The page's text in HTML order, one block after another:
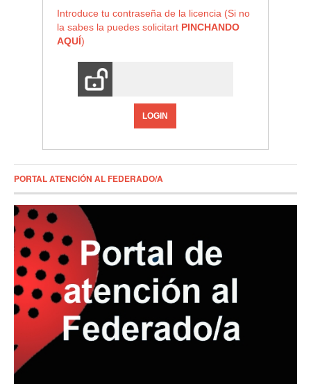
Introduce tu contraseña de la licencia (Si no
la sabes la puedes solicitart PINCHANDO
AQUÍ)
LOGIN
PORTAL ATENCIÓN AL FEDERADO/A